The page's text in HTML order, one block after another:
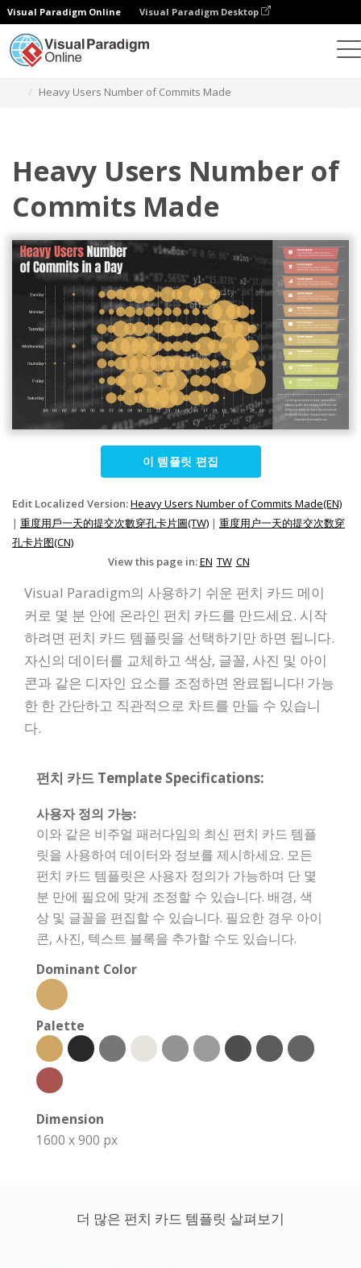
Visual Paradigm Online Visual Paradigm Desktop
Heavy Users Number of Commits Made
Heavy Users Number of
Commits Made
이 템플릿 편집
Edit Localized Version:Heavy Users Number of Commits Made(EN)
| 重度用戶一天的提交次數穿孔卡片圖(TW) | 重度用户一天的提交次数穿
孔卡片图(CN)
View this page in:EN TW CN
Visual Paradigm의 사용하기 쉬운 펀치 카드 메이
커로 몇 분 안에 온라인 펀치 카드를 만드세요. 시작
하려면 펀치 카드 템플릿을 선택하기만 하면 됩니다.
자신의 데이터를 교체하고 색상, 글꼴, 사진 및 아이
콘과 같은 디자인 요소를 조정하면 완료됩니다! 가능
한 한 간단하고 직관적으로 차트를 만들 수 있습니
다.
펀치 카드 Template Specifications:
사용자 정의 가능:
이와 같은 비주얼 패러다임의 최신 펀치 카드 템플
릿을 사용하여 데이터와 정보를 제시하세요. 모든
펀치 카드 템플릿은 사용자 정의가 가능하며 단 몇
분 만에 필요에 맞게 조정할 수 있습니다. 배경, 색
상 및 글꼴을 편집할 수 있습니다. 필요한 경우 아이
콘, 사진, 텍스트 블록을 추가할 수도 있습니다.
Dominant Color
Palette
Dimension
1600 x 900 px
더 많은 펀치 카드 템플릿 살펴보기